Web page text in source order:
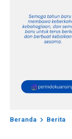
Beranda Berita